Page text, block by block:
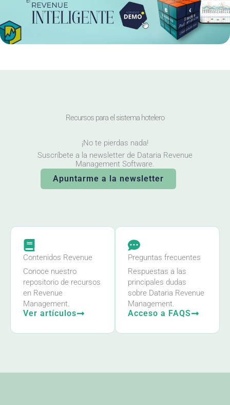
Recursos para el sistema hotelero
¡No te pierdas nada!
Suscríbete a la newsletter de Dataria Revenue
Management Software.
Apuntarme a la newsletter
Contenidos Revenue
Conoce nuestro
repositorio de recursos
en Revenue
Management.
Ver artículos
Preguntas frecuentes
Respuestas a las
principales dudas
sobre Dataria Revenue
Management.
Acceso a FAQS